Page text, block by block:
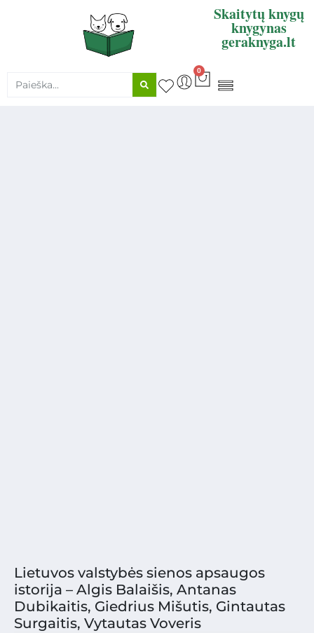
Skaitytų knygų
knygynas
geraknyga.lt
0
Lietuvos valstybės sienos apsaugos
istorija – Algis Balaišis, Antanas
Dubikaitis, Giedrius Mišutis, Gintautas
Surgaitis, Vytautas Voveris